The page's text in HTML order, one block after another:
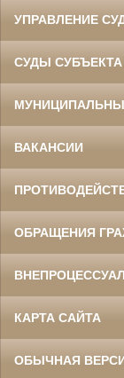
УПРАВЛЕНИЕ
СУДЫ
ВАКАНСИИ
ОБРАЩЕНИЯ
КАРТА САЙТА
ОБЫЧНАЯ